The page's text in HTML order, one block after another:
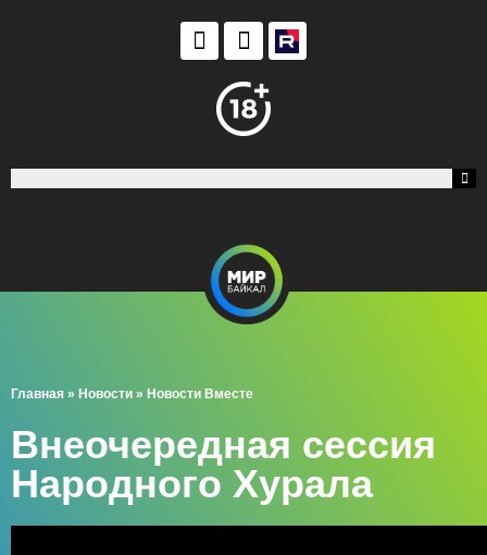
Главная » Новости » Новости Вместе
Внеочередная сессия
Народного Хурала